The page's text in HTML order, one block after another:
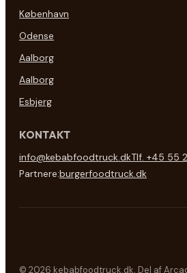
København
Odense
Aalborg
Aalborg
Esbjerg
KONTAKT
info@kebabfoodtruck.dkTlf. +45 55
Partnere:burgerfoodtruck.dk
© 2026 kebabfoodtruck.dk. Del af